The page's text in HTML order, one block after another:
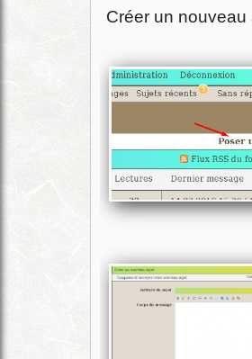
Créer un nouveau